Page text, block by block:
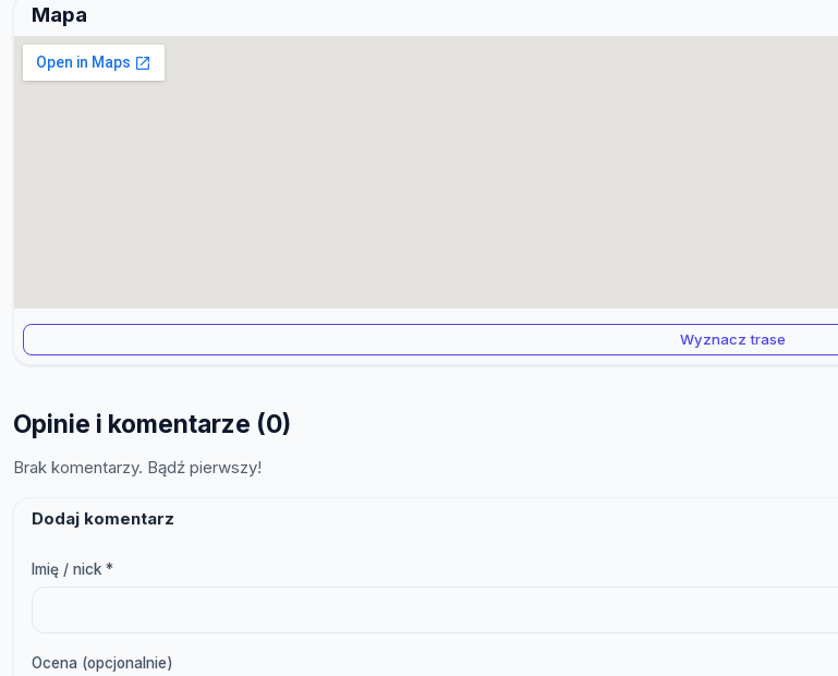
Mapa
Wyznacz trase
Opinie i komentarze (0)
Brak komentarzy. Bądź pierwszy!
Dodaj komentarz
Imię / nick *
Ocena (opcjonalnie)